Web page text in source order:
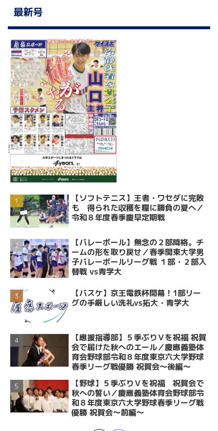
最新号
【ソフトテニス】王者・ワセダに完敗
も 得られた収穫を糧に勝負の夏へ／
令和８年度春季慶早定期戦
【バレーボール】無念の２部降格。チ
ームの形を取り戻せ／春季関東大学男
子バレーボールリーグ戦 １部・２部入
替戦 vs青学大
【バスケ】京王電鉄杯開幕！1部リー
グの手厳しい洗礼vs拓大・青学大
【應援指導部】５季ぶりＶを祝福 祝賀
会で届けた秋へのエール／慶應義塾体
育会野球部令和８年度東京六大学野球
春季リーグ戦優勝 祝賀会～後編～
【野球】５季ぶりＶを祝福 祝賀会で
秋への誓い／慶應義塾体育会野球部令
和８年度東京六大学野球春季リーグ戦
優勝 祝賀会～前編～